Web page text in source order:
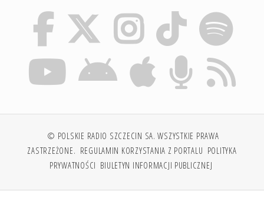
© POLSKIE RADIO SZCZECIN SA. WSZYSTKIE PRAWA
ZASTRZEŻONE. REGULAMIN KORZYSTANIA Z PORTALU POLITYKA
PRYWATNOŚCI BIULETYN INFORMACJI PUBLICZNEJ